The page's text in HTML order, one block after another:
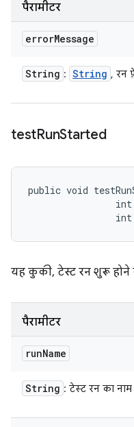
पैरामीटर
errorMessage
String : String , रन
testRunStarted
public void
यह कुकी, टेस्ट रन शुरू होने
पैरामीटर
runName
String : टेस्ट रन का नाम